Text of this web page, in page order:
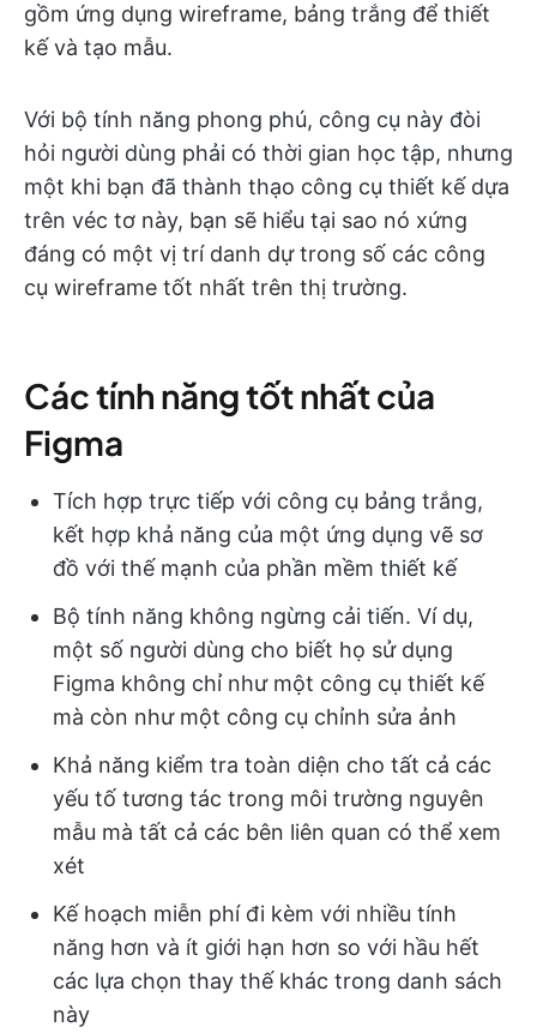
gồm ứng dụng wireframe, bảng trắng để thiết
kế và tạo mẫu.
Với bộ tính năng phong phú, công cụ này đòi
hỏi người dùng phải có thời gian học tập, nhưng
một khi bạn đã thành thạo công cụ thiết kế dựa
trên véc tơ này, bạn sẽ hiểu tại sao nó xứng
đáng có một vị trí danh dự trong số các công
cụ wireframe tốt nhất trên thị trường.
Các tính năng tốt nhất của
Figma
Tích hợp trực tiếp với công cụ bảng trắng,
kết hợp khả năng của một ứng dụng vẽ sơ
đồ với thế mạnh của phần mềm thiết kế
Bộ tính năng không ngừng cải tiến. Ví dụ,
một số người dùng cho biết họ sử dụng
Figma không chỉ như một công cụ thiết kế
mà còn như một công cụ chỉnh sửa ảnh
Khả năng kiểm tra toàn diện cho tất cả các
yếu tố tương tác trong môi trường nguyên
mẫu mà tất cả các bên liên quan có thể xem
xét
Kế hoạch miễn phí đi kèm với nhiều tính
năng hơn và ít giới hạn hơn so với hầu hết
các lựa chọn thay thế khác trong danh sách
này